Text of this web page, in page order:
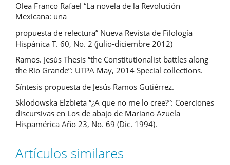
Olea Franco Rafael “La novela de la Revolución
Mexicana: una
propuesta de relectura” Nueva Revista de Filología
Hispánica T. 60, No. 2 (julio-diciembre 2012)
Ramos. Jesús Thesis “the Constitutionalist battles along
the Rio Grande”: UTPA May, 2014 Special collections.
Síntesis propuesta de Jesús Ramos Gutiérrez.
Sklodowska Elzbieta “¿A que no me lo cree?”: Coerciones
discursivas en Los de abajo de Mariano Azuela
Hispamérica Año 23, No. 69 (Dic. 1994).
Artículos similares